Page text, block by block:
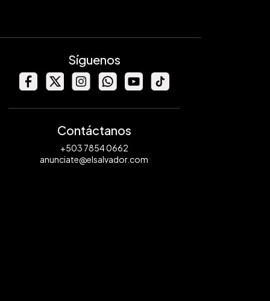
Síguenos
Contáctanos
+503 7854 0662
anunciate@elsalvador.com